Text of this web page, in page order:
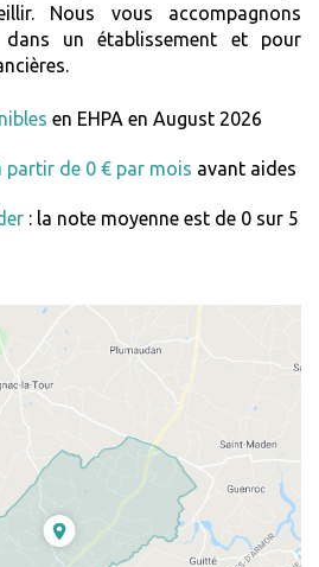
Nous vous accompagnons
un établissement et pour
en EHPA en August 2026
partir de 0 € par mois avant aides
: la note moyenne est de 0 sur 5